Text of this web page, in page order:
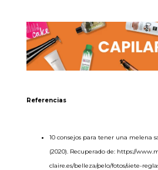
Referencias
10 consejos para tener una melena
(2020). Recuperado de: https://
claire.es/belleza/pelo/fotos/siete-